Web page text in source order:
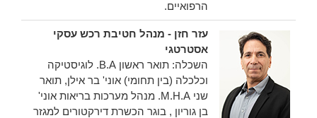
הרפואיים.
עזר חזן - מנהל חטיבת רכש עסקי
אסטרטגי
השכלה: תואר ראשון B.A. לוגיסטיקה
וכלכלה (בין תחומי) אוני' בר אילן, תואר
שני M.H.A. מנהל מערכות בריאות אוני'
בן גוריון , בוגר הכשרת דירקטורים למגזר